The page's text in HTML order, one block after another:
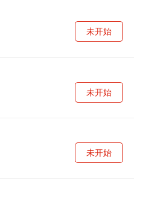
未开始
未开始
未开始